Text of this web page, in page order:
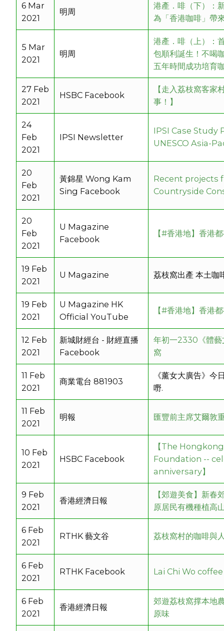
6 Mar
2021
明周
港產．啡（下）：
為「香港咖啡」帶
5 Mar
2021
明周
港產．啡（上）：
包順利誕生！不喝
五年時間成功培育
27 Feb
2021
HSBC Facebook
【走入荔枝窩客家
事！】
24
Feb
2021
IPSI Newsletter
IPSI Case Study
UNESCO Asia-
20
Feb
2021
黃錦星 Wong Kam
Sing Facebook
Recent projects
Countryside
20
Feb
2021
U Magazine
Facebook
【#香港地​】香港
19 Feb
2021
U Magazine 荔枝窩出產 本土咖
19 Feb
2021
U Magazine HK
Official YouTube
【#香港地​】香港
12 Feb
2021
新城財經台 - 財經直播
Facebook
年初一2330《體
窩
11 Feb
2021
商業電台 881903
《薰女大廣告》今
嘢.
11 Feb
2021
明報 匯豐前主席艾爾敦
10 Feb
2021
HSBC Facebook
【The
Foundation --
anniversary】
9 Feb
2021
香港經濟日報
【郊遊美食】新春
原居民有機種植高
6 Feb
2021
RTHK 藝文谷 荔枝窩村的咖啡與
6 Feb
2021
RTHK Facebook Lai Chi Wo
6 Feb
2021
香港經濟日報
郊遊荔枝窩撑本地
原味